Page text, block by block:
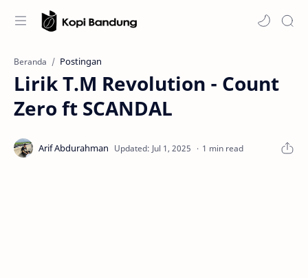
Beranda Postingan
Lirik T.M Revolution - Count
Zero ft SCANDAL
1 min read